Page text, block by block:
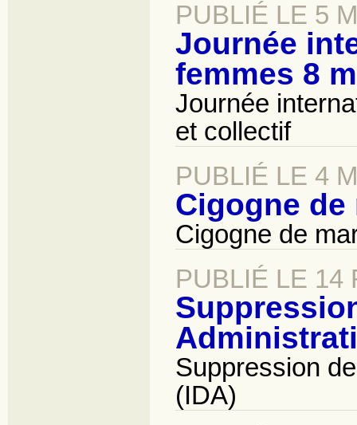
PUBLIÉ LE 5
Journée
femmes 8
Journée
et collectif
PUBLIÉ LE 4
Cigogne de
Cigogne de
PUBLIÉ LE 14
Suppression
(IDA)